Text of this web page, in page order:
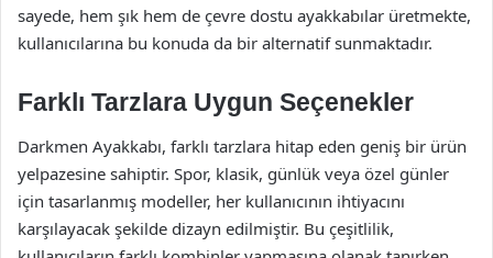
sayede, hem şık hem de çevre dostu ayakkabılar üretmekte,
kullanıcılarına bu konuda da bir alternatif sunmaktadır.
Farklı Tarzlara Uygun Seçenekler
Darkmen Ayakkabı, farklı tarzlara hitap eden geniş bir ürün
yelpazesine sahiptir. Spor, klasik, günlük veya özel günler
için tasarlanmış modeller, her kullanıcının ihtiyacını
karşılayacak şekilde dizayn edilmiştir. Bu çeşitlilik,